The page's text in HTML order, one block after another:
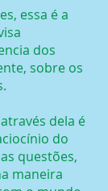
essa é a
dos
sobre os
dela é
do
questões,
maneira